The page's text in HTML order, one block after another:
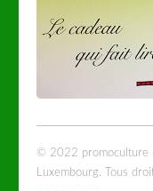
© 2022 promoculture
Luxembourg. Tous